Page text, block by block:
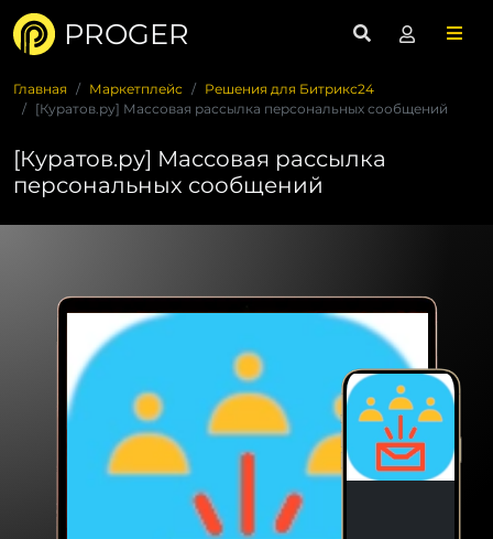
PROGER
Главная Маркетплейс
Решения для Битрикс24
[Куратов.ру] Массовая рассылка персональных сообщений
[Куратов.ру] Массовая рассылка
персональных сообщений